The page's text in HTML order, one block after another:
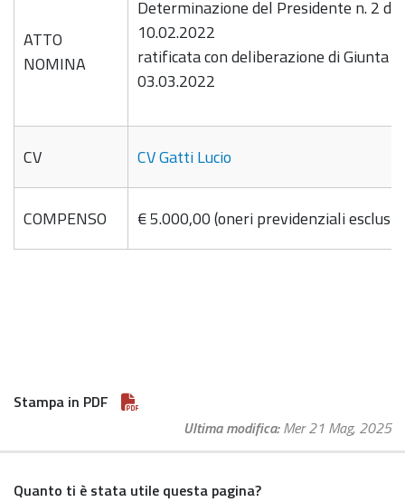
ATTO
NOMINA
Determinazione del Presidente n. 2 del
10.02.2022
ratificata con deliberazione di Giunta
03.03.2022
CV CV Gatti Lucio
COMPENSO € 5.000,00 (oneri previdenziali esclusi)
Stampa in PDF
Ultima modifica Mer 21 Mag, 2025
Quanto ti è stata utile questa pagina?